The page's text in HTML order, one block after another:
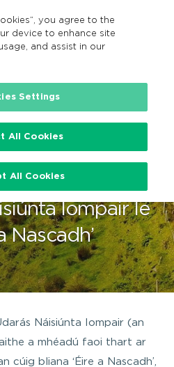
Search
EN
Bus
Faoi i Thograí
Iompair le
Nascadh’
Náisiúnta Iompair (an
a mhéadú faoi thart ar
cúig bliana ‘Éire a Nascadh’,
you agree to the
device to enhance site
and assist in our
Settings
All Cookies
All Cookies